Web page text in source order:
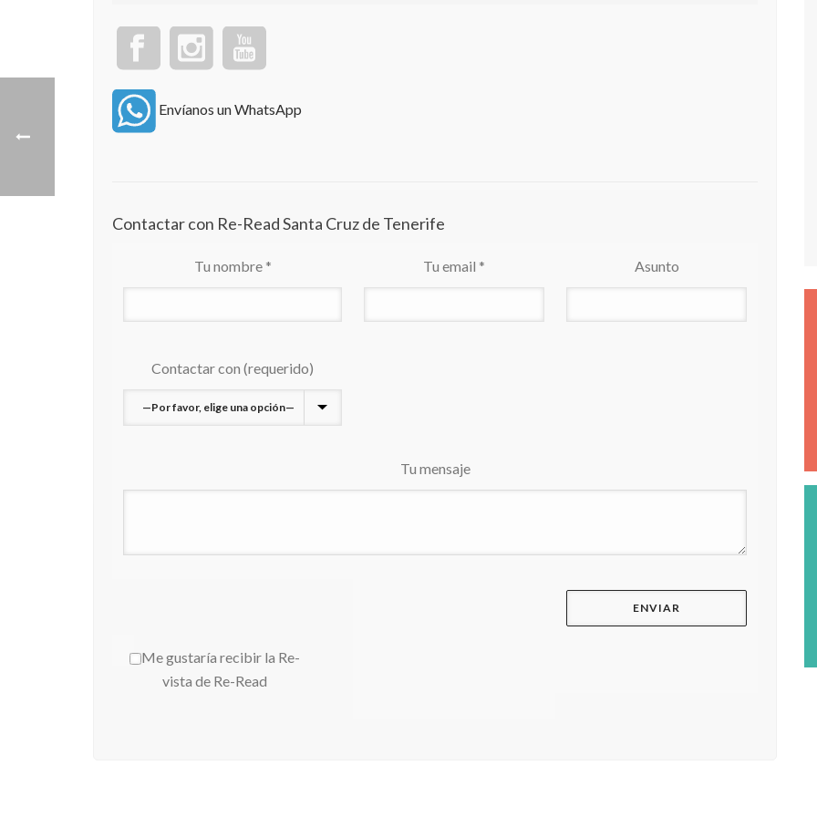
Envíanos un WhatsApp
Contactar con Re-Read Santa Cruz de Tenerife
Tu nombre * Tu email * Asunto
Contactar con (requerido)
Tu mensaje
Me gustaría recibir la Re-
vista de Re-Read